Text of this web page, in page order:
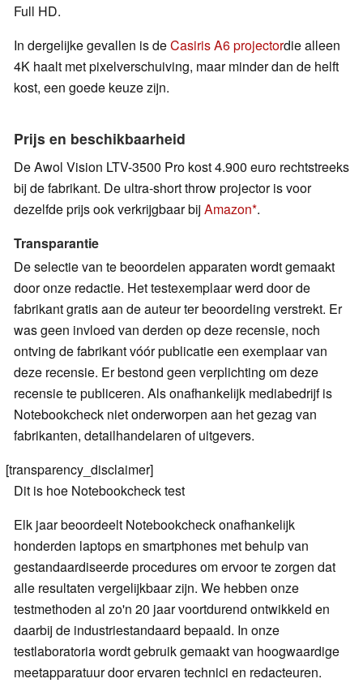
Full HD.
In dergelijke gevallen is deCasiris A6 projectordie alleen
4K haalt met pixelverschuiving, maar minder dan de helft
kost, een goede keuze zijn.
Prijs en beschikbaarheid
De Awol Vision LTV-3500 Pro kost 4.900 euro rechtstreeks
bij de fabrikant. De ultra-short throw projector is voor
dezelfde prijs ook verkrijgbaar bijAmazon .
Transparantie
De selectie van te beoordelen apparaten wordt gemaakt
door onze redactie. Het testexemplaar werd door de
fabrikant gratis aan de auteur ter beoordeling verstrekt. Er
was geen invloed van derden op deze recensie, noch
ontving de fabrikant vóór publicatie een exemplaar van
deze recensie. Er bestond geen verplichting om deze
recensie te publiceren. Als onafhankelijk mediabedrijf is
Notebookcheck niet onderworpen aan het gezag van
fabrikanten, detailhandelaren of uitgevers.
[transparency_disclaimer]
Dit is hoe Notebookcheck test
Elk jaar beoordeelt Notebookcheck onafhankelijk
honderden laptops en smartphones met behulp van
gestandaardiseerde procedures om ervoor te zorgen dat
alle resultaten vergelijkbaar zijn. We hebben onze
testmethoden al zo'n 20 jaar voortdurend ontwikkeld en
daarbij de industriestandaard bepaald. In onze
testlaboratoria wordt gebruik gemaakt van hoogwaardige
meetapparatuur door ervaren technici en redacteuren.